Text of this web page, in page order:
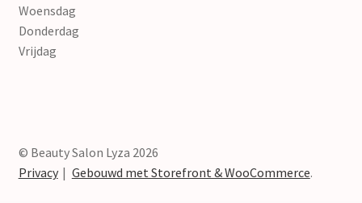
Woensdag
Donderdag
Vrijdag
© Beauty Salon Lyza 2026
Privacy
Gebouwd met Storefront & WooCommerce.